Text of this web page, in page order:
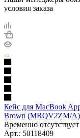
условия заказа
Кейс для MacBook
Brown (MRQV2ZM/A)
Временно отсутствует
Арт.: 50118409